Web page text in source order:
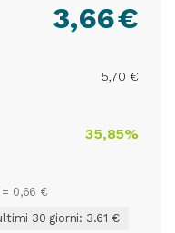
€
3,66
5,70 €
35,85%
0,66 €
30 giorni: 3.61 €